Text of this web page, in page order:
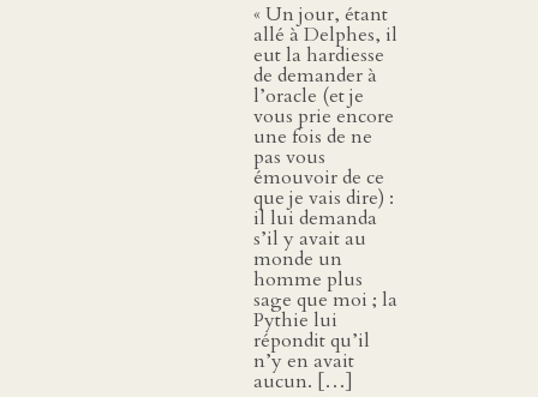
« Un jour, étant
allé à Delphes, il
eut la hardiesse
de demander à
l’oracle (et je
vous prie encore
une fois de ne
pas vous
émouvoir de ce
que je vais dire) :
il lui demanda
s’il y avait au
monde un
homme plus
sage que moi ; la
Pythie lui
répondit qu’il
n’y en avait
aucun. […]